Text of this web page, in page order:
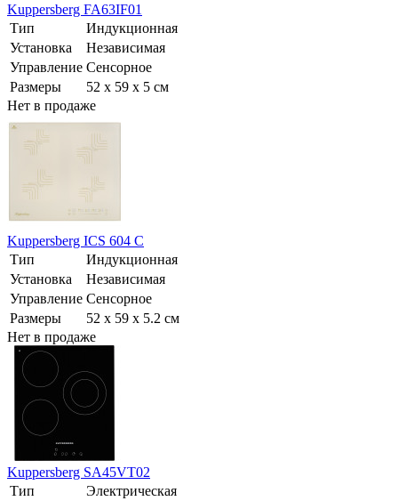
Kuppersberg FA63IF01
Тип
Индукционная
Установка
Независимая
Управление Сенсорное
Размеры
52 x 59 x 5 см
Нет в продаже
Kuppersberg ICS 604 C
Тип
Индукционная
Установка
Независимая
Управление Сенсорное
Размеры
52 x 59 x 5.2 см
Нет в продаже
Kuppersberg SA45VT02
Тип
Электрическая